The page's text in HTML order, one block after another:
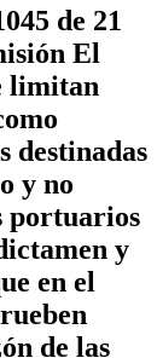
de 21
El
limitan
destinadas
y no
portuarios
y
en el
de las